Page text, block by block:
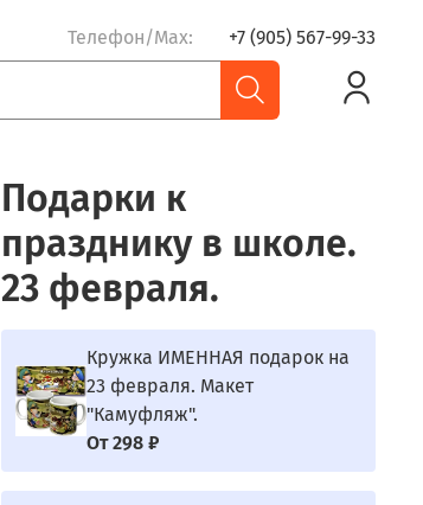
Телефон/Max: +7 (905) 567-99-33
Подарки к
празднику в школе.
23 февраля.
Кружка ИМЕННАЯ подарок на
23 февраля. Макет
"Камуфляж".
От 298 ₽